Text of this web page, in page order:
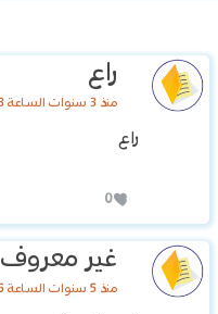
راع
منذ 3 سنوات الساعة 16:53
راع
0
غير معروف
منذ 5 سنوات الساعة 13:56